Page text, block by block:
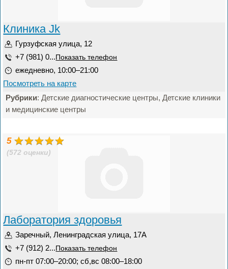
Клиника Jk
Гурзуфская улица, 12
+7 (981) 0... Показать телефон
ежедневно, 10:00–21:00
Посмотреть на карте
Рубрики: Детские диагностические центры, Детские клиники
и медицинские центры
5
(572 оценки)
Лаборатория здоровья
Заречный, Ленинградская улица, 17А
+7 (912) 2... Показать телефон
пн-пт 07:00–20:00; сб,вс 08:00–18:00